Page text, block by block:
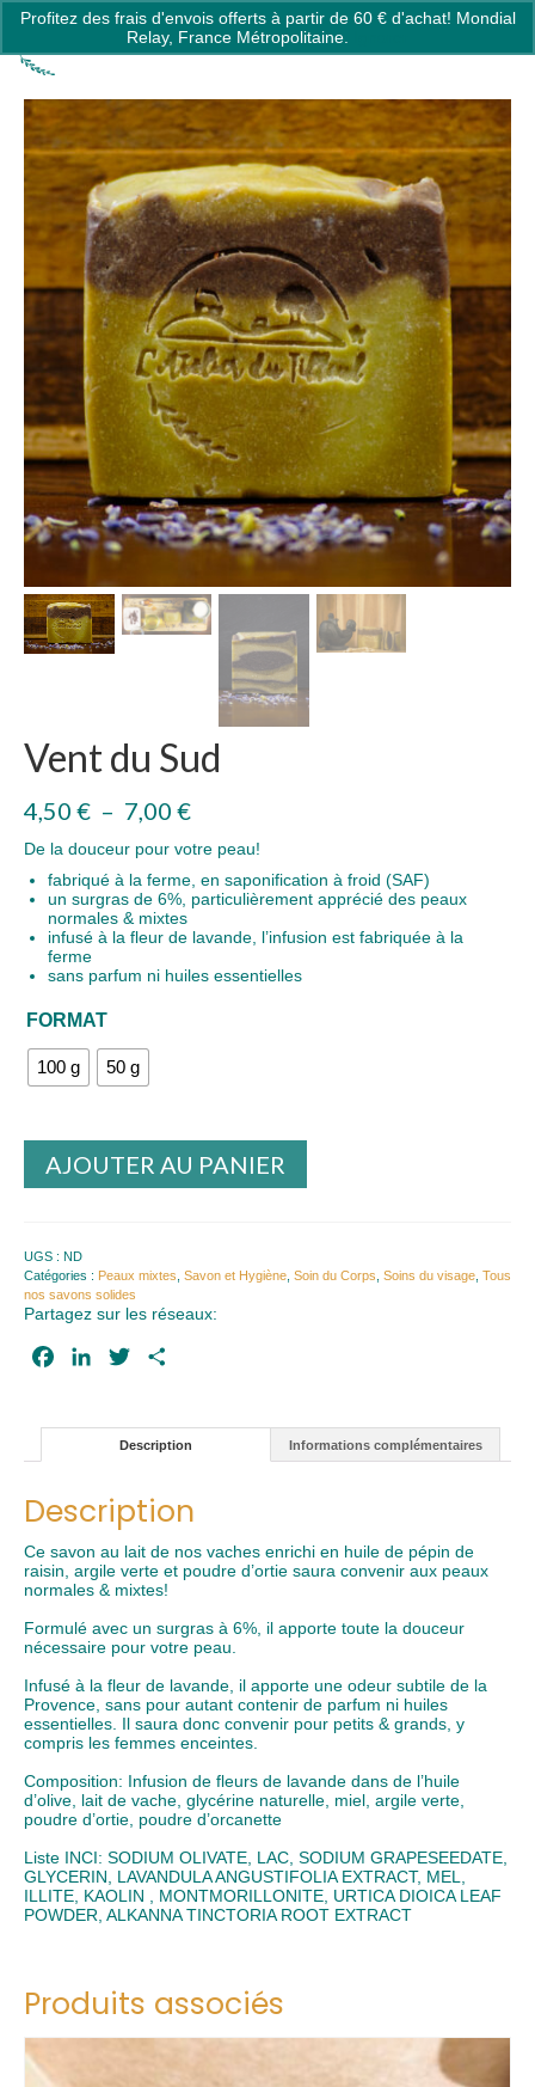
Profitez des frais d'envois offerts à partir de 60 € d'achat! Mondial
Relay, France Métropolitaine.
Vent du Sud
4,50 € – 7,00 €Plage
de
prix :
4,50 €
à
7,00 €
De la douceur pour votre peau!
fabriqué à la ferme, en saponification à froid (SAF)
un surgras de 6%, particulièrement apprécié des peaux
normales & mixtes
infusé à la fleur de lavande, l’infusion est fabriquée à la
ferme
sans parfum ni huiles essentielles
FORMAT
100 g 50 g
AJOUTER AU PANIER
UGS : ND
Catégories : Peaux mixtes Savon et Hygiène Soin du Corps Soins du visage Tous
nos savons solides
Partagez sur les réseaux:
FacebookLinkedIn
Twitter
Description Informations complémentaires
Description
Ce savon au lait de nos vaches enrichi en huile de pépin de
raisin, argile verte et poudre d’ortie saura convenir aux peaux
normales & mixtes!
Formulé avec un surgras à 6%, il apporte toute la douceur
nécessaire pour votre peau.
Infusé à la fleur de lavande, il apporte une odeur subtile de la
Provence, sans pour autant contenir de parfum ni huiles
essentielles. Il saura donc convenir pour petits & grands, y
compris les femmes enceintes.
Composition: Infusion de fleurs de lavande dans de l’huile
d’olive, lait de vache, glycérine naturelle, miel, argile verte,
poudre d’ortie, poudre d’orcanette
Liste INCI: SODIUM OLIVATE, LAC, SODIUM GRAPESEEDATE,
GLYCERIN, LAVANDULA ANGUSTIFOLIA EXTRACT, MEL,
ILLITE, KAOLIN , MONTMORILLONITE, URTICA DIOICA LEAF
POWDER, ALKANNA TINCTORIA ROOT EXTRACT
Produits associés